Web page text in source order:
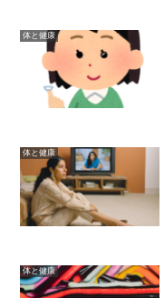
体と健康
体と健康
体と健康